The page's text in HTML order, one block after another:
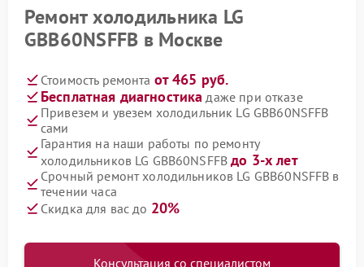
Ремонт холодильника LG
GBB60NSFFB в Москве
Стоимость ремонта от 465 руб.
Бесплатная диагностика даже при отказе
Привезем и увезем холодильник LG GBB60NSFFB
сами
Гарантия на наши работы по ремонту
холодильников LG GBB60NSFFBдо 3-х лет
Срочный ремонт холодильников LG GBB60NSFFB в
течении часа
Скидка для вас до 20%
Консультация со специалистом